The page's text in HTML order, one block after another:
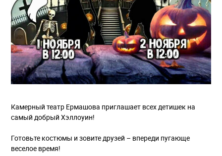
Камерный театр Ермашова приглашает всех детишек на
самый добрый Хэллоуин!
Готовьте костюмы и зовите друзей – впереди пугающе
веселое время!